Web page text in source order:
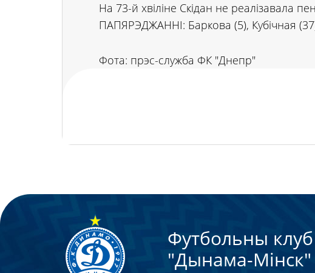
На 73-й хвіліне Скідан не реалізавала
ПАПЯРЭДЖАННІ: Баркова (5), Кубічная
Фота: прэс-служба ФК "Днепр"
Футбольны клуб
"Дынама-Мiнск"